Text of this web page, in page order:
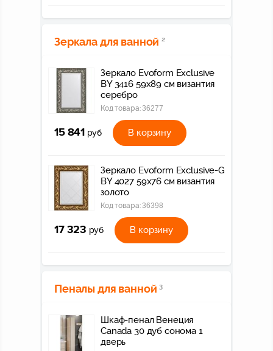
Зеркала для ванной 2
Зеркало Evoform Exclusive
BY 3416 59x89 см византия
серебро
Код товара:36277
15 841 руб В корзину
Зеркало Evoform Exclusive-G
BY 4027 59x76 см византия
золото
Код товара:36398
17 323 руб В корзину
Пеналы для ванной 3
Шкаф-пенал Венеция
Canada 30 дуб сонома 1
дверь